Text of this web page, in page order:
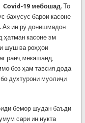
Covid-19 мебошад. То
бахусус барои касоне
Аз ин рӯ донишмадон
ҳатман касоне эм
шуш ва роҳҳои
ранҷ мекашанд,
боз ҳам тавсия дода
духтурони муолиҷи
бемор шудан баъди
сари ин нукта